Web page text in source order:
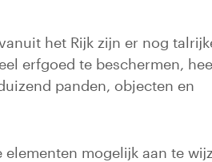
het Rijk zijn er nog
erfgoed te beschermen,
panden, objecten en
mogelijk aan te